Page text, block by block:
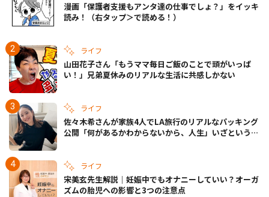
漫画「保護者支援もアンタ達の仕事でしょ？」をイッキ
読み！（右タップ＞で読める！）
ライフ
山田花子さん「もうママ毎日ご飯のことで頭がいっぱ
い！」兄弟夏休みのリアルな生活に共感しかない
ライフ
佐々木希さんが家族4人でLA旅行のリアルなパッキング
公開「何があるかわからないから、人生」いざというと
ライフ
宋美玄先生解説｜妊娠中でもオナニーしていい？オーガ
ズムの胎児への影響と3つの注意点